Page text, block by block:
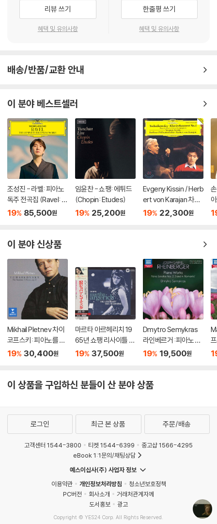
리뷰 쓰기
혜택 및 유의사항
한줄평 쓰기
혜택 및 유의사항
배송/반품/교환 안내
이 분야 베스트셀러
조성진 - 라벨: 피아노
독주 전곡집 (Ravel: T
he Complete Solo Pi
19% 85,500원
임윤찬 - 쇼팽: 에튀드
(Chopin: Etudes)
19% 25,200원
Evgeny Kissin / Herb
ert von Karajan 차이
코프스키: 피아노 협주
o No.1)
19% 22,300원
이 분야 신상품
Mikhail Pletnev 차이
코프스키: 피아노를 위
한 6개의 소품과 사계
Op.21) [HQCD]
19% 30,400원
마르타 아르헤리치 19
65년 쇼팽 리사이틀 녹
음 (Martha Argerich
g) [SACD Hybrid]
19% 37,500원
Dmytro Semykras
라인베르거 :피아노 작
품 (Rheinberger: Pia
19% 19,500원
이 상품을 구입하신 분들이 산 분야 상품
로그인 최근 본 상품 주문/배송
고객센터 1544-3800 티켓 1544-6399
중고샵 1566-4295
eBook 1:1문의/채팅상담
예스이십사(주) 사업자 정보
이용약관
개인정보처리방침
청소년보호정책
PC버전
회사소개
거래처관계자께
도서홍보
광고
Copyright © YES24 Corp. All Rights Reserved.